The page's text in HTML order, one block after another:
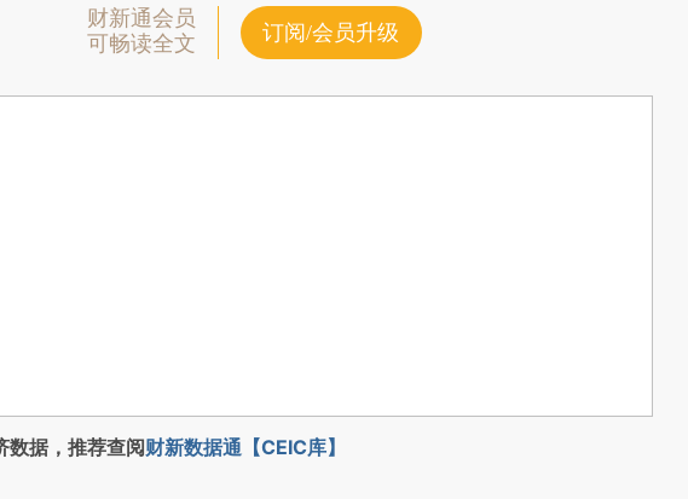
财新通会员
可畅读全文
订阅/会员升级
数据，推荐查阅财新数据通【CEIC库】